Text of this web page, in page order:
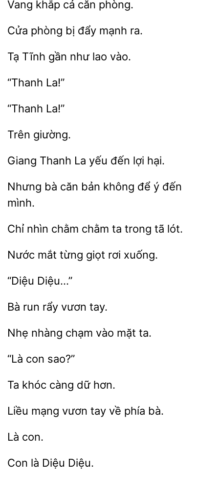
Vang khắp
bị mạnh ra.
Tạ như vào.
Giang Thanh La yếu
Nhưng bà căn
ý đến
mình.
Chỉ nhìn chằm chằm lót.
Nước mắt giọt
rẩy vươn
nhàng chạm ta.
Ta càng
Liều về phía bà.
là